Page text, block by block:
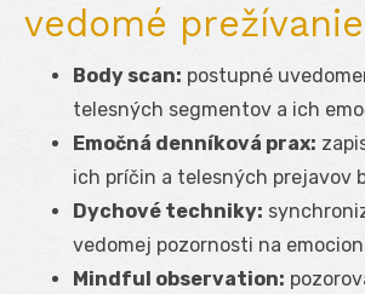
vedomé
Body scan: postupné
telesných segmentov a ich
Emočná denníková prax:
ich príčin a telesných prejavov
Dychové techniky:
vedomej pozornosti na
Mindful observation: